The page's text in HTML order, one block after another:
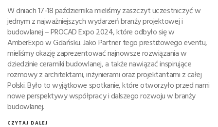
W dniach 17-18 października mieliśmy zaszczyt uczestniczyć w
jednym z najważniejszych wydarzeń branży projektowej i
budowlanej – PROCAD Expo 2024, które odbyło się w
AmberExpo w Gdańsku. Jako Partner tego prestiżowego eventu,
mieliśmy okazję zaprezentować najnowsze rozwiązania w
dziedzinie ceramiki budowlanej, a także nawiązać inspirujące
rozmowy z architektami, inżynierami oraz projektantami z całej
Polski. Było to wyjątkowe spotkanie, które otworzyło przed nami
nowe perspektywy współpracy i dalszego rozwoju w branży
budowlanej.
CZYTAJ DALEJ